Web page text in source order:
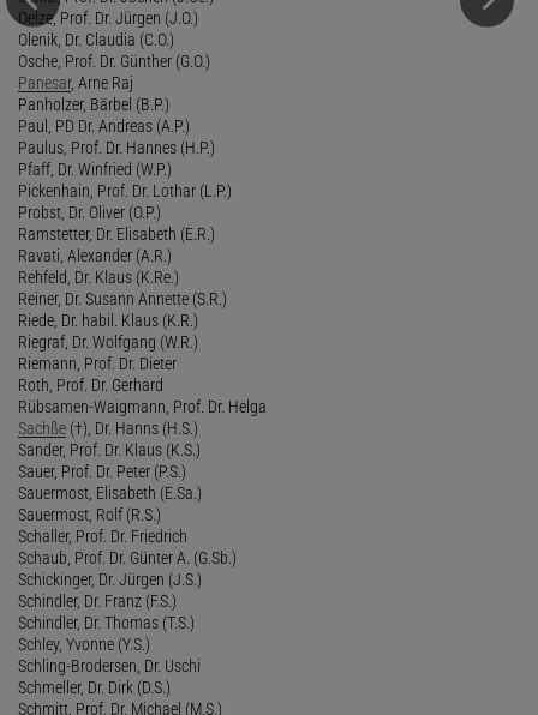
Oelze, Prof. Dr. Jürgen (J.O.)
Olenik, Dr. Claudia (C.O.)
Osche, Prof. Dr. Günther (G.O.)
Panesar, Arne Raj
Panholzer, Bärbel (B.P.)
Paul, PD Dr. Andreas (A.P.)
Paulus, Prof. Dr. Hannes (H.P.)
Pfaff, Dr. Winfried (W.P.)
Pickenhain, Prof. Dr. Lothar (L.P.)
Probst, Dr. Oliver (O.P.)
Ramstetter, Dr. Elisabeth (E.R.)
Ravati, Alexander (A.R.)
Rehfeld, Dr. Klaus (K.Re.)
Reiner, Dr. Susann Annette (S.R.)
Riede, Dr. habil. Klaus (K.R.)
Riegraf, Dr. Wolfgang (W.R.)
Riemann, Prof. Dr. Dieter
Roth, Prof. Dr. Gerhard
Rübsamen-Waigmann, Prof. Dr. Helga
Sachße (†), Dr. Hanns (H.S.)
Sander, Prof. Dr. Klaus (K.S.)
Sauer, Prof. Dr. Peter (P.S.)
Sauermost, Elisabeth (E.Sa.)
Sauermost, Rolf (R.S.)
Schaller, Prof. Dr. Friedrich
Schaub, Prof. Dr. Günter A. (G.Sb.)
Schickinger, Dr. Jürgen (J.S.)
Schindler, Dr. Franz (F.S.)
Schindler, Dr. Thomas (T.S.)
Schley, Yvonne (Y.S.)
Schling-Brodersen, Dr. Uschi
Schmeller, Dr. Dirk (D.S.)
Schmitt, Prof. Dr. Michael (M.S.)